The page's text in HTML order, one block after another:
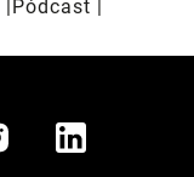
Pódcast